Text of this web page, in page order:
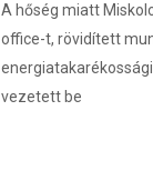
A hőség miatt
office-t, rövidített
vezetett be